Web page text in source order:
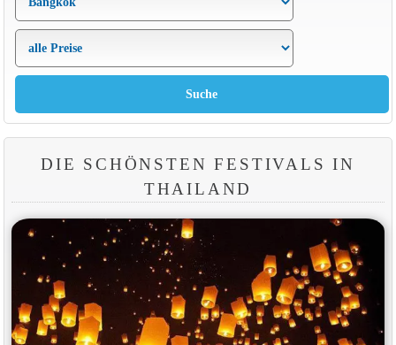
DIE SCHÖNSTEN FESTIVALS IN
THAILAND